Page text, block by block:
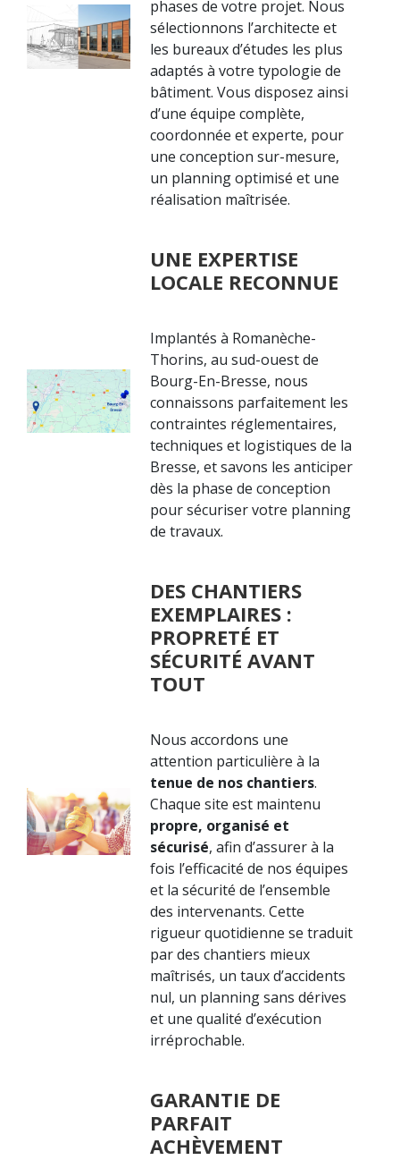
phases de votre projet. Nous
sélectionnons l’architecte et
les bureaux d’études les plus
adaptés à votre typologie de
bâtiment. Vous disposez ainsi
d’une équipe complète,
coordonnée et experte, pour
une conception sur-mesure,
un planning optimisé et une
réalisation maîtrisée.
UNE EXPERTISE
LOCALE RECONNUE
Implantés à Romanèche-
Thorins, au sud-ouest de
Bourg-En-Bresse, nous
connaissons parfaitement les
contraintes réglementaires,
techniques et logistiques de la
Bresse, et savons les anticiper
dès la phase de conception
pour sécuriser votre planning
de travaux.
DES CHANTIERS
EXEMPLAIRES :
PROPRETÉ ET
SÉCURITÉ AVANT
TOUT
Nous accordons une
attention particulière à la
tenue de nos chantiers.
Chaque site est maintenu
propre, organisé et
sécurisé, afin d’assurer à la
fois l’efficacité de nos équipes
et la sécurité de l’ensemble
des intervenants. Cette
rigueur quotidienne se traduit
par des chantiers mieux
maîtrisés, un taux d’accidents
nul, un planning sans dérives
et une qualité d’exécution
irréprochable.
GARANTIE DE
PARFAIT
ACHÈVEMENT